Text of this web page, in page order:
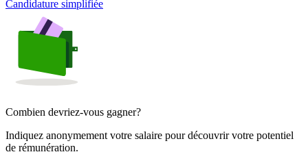
Candidature simplifiée
Combien devriez-vous gagner?
Indiquez anonymement votre salaire pour découvrir votre potentiel
de rémunération.